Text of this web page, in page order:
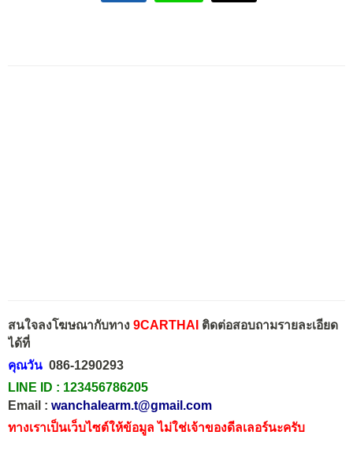
สนใจลงโฆษณากับทาง 9CARTHAI ติดต่อสอบถามรายละเอียด
ได้ที่
คุณวัน 086-1290293
LINE ID : 123456786205
Email : wanchalearm.t@gmail.com
ทางเราเป็นเว็บไซต์ให้ข้อมูล ไม่ใช่เจ้าของดีลเลอร์นะครับ